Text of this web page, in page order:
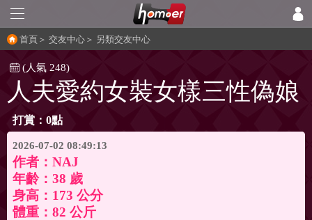
首頁 ＞ 交友中心 ＞ 另類交友中心
(人氣 248)
人夫愛約女裝女樣三性偽娘
打賞：0點
2026-07-02 08:49:13
作者： NAJ
年齡：38 歲
身高：173 公分
體重：82 公斤